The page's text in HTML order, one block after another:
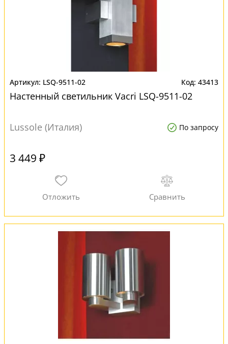
LSQ-9511-02 43413
Настенный светильник Vacri LSQ-9511-02
Lussole (Италия) По запросу
3 449 ₽